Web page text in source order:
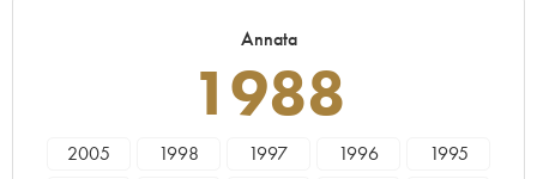
Annata
1988
2005 1998 1997 1996
1995